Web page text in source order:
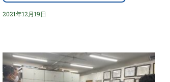
2021年12月19日